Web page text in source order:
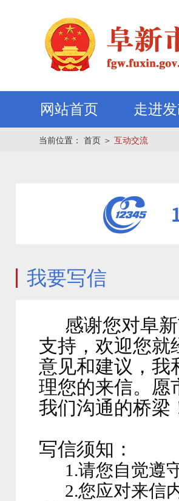
网站首页 走进
当前位置： 首页 ＞ 互动交流
我要写信
感谢您对阜
支持，欢迎您就
意见和建议，我
理您的来信。愿
我们沟通的桥梁
写信须知：
1.请您自觉遵
2.您应对来信